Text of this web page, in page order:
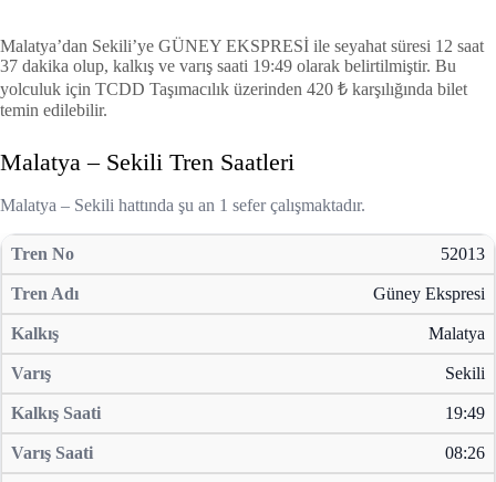
Malatya’dan Sekili’ye GÜNEY EKSPRESİ ile seyahat süresi 12 saat
37 dakika olup, kalkış ve varış saati 19:49 olarak belirtilmiştir. Bu
yolculuk için TCDD Taşımacılık üzerinden 420 ₺ karşılığında bilet
temin edilebilir.
Malatya – Sekili Tren Saatleri
Malatya – Sekili hattında şu an 1 sefer çalışmaktadır.
52013
Güney Ekspresi
Malatya
Sekili
19:49
08:26